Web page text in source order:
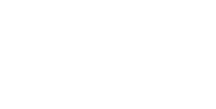
大哥付你分期」於每月結算日後寄送繳費提
選擇「超商條碼／台灣大直營門市／銀行轉
」等通路繳費。
有限公司」（以下簡稱本公司）所提供，讓
】
享後付」後，將跳轉至「AFTEE先享後付」
認金額後，即可完成結帳。
到繳費通知簡訊。
，點擊此簡訊中的連結，可透過四大超商／
進行付款，方視為交易完成。
以上)免運費
以上)免運費